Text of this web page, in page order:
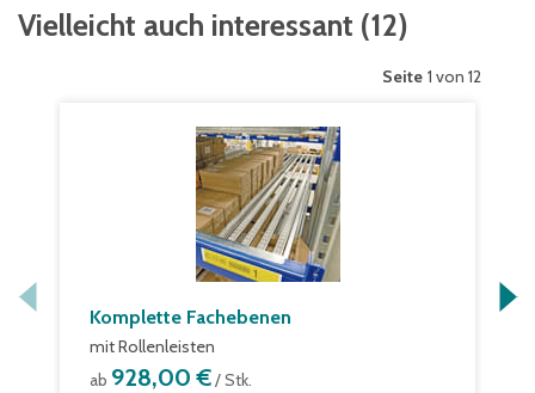
Vielleicht auch interessant (12)
Seite 1 von 12
Komplette Fachebenen
mit Rollenleisten
ab 928,00 €/ Stk.